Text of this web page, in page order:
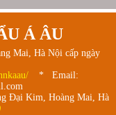
Á ÂU
Mai, Hà Nội cấp ngày
* Email:
Đại Kim, Hoàng Mai, Hà